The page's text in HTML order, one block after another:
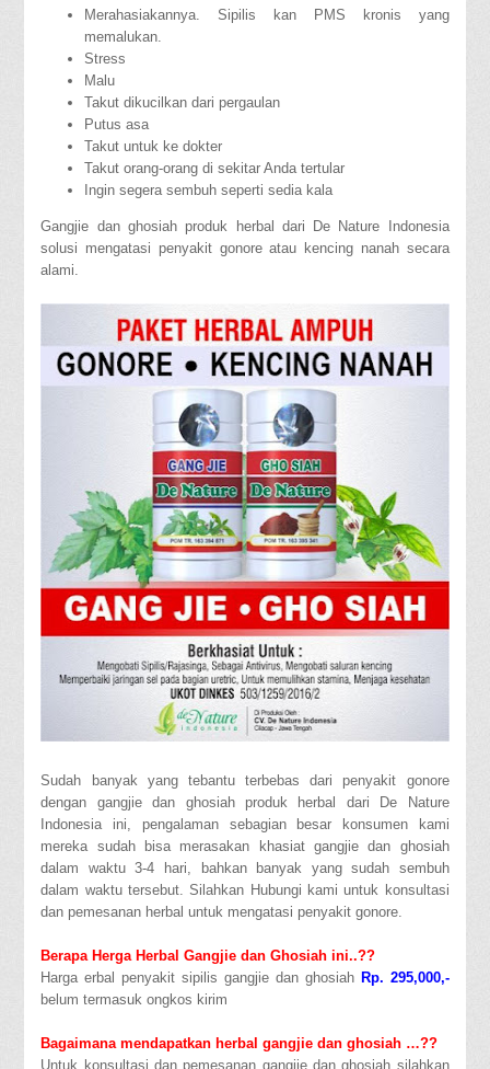
Merahasiakannya. Sipilis kan PMS kronis yang
memalukan.
Stress
Malu
Takut dikucilkan dari pergaulan
Putus asa
Takut untuk ke dokter
Takut orang-orang di sekitar Anda tertular
Ingin segera sembuh seperti sedia kala
Gangjie dan ghosiah produk herbal dari De Nature Indonesia
solusi mengatasi penyakit gonore atau kencing nanah secara
alami.
Sudah banyak yang tebantu terbebas dari penyakit gonore
dengan gangjie dan ghosiah produk herbal dari De Nature
Indonesia ini, pengalaman sebagian besar konsumen kami
mereka sudah bisa merasakan khasiat gangjie dan ghosiah
dalam waktu 3-4 hari, bahkan banyak yang sudah sembuh
dalam waktu tersebut. Silahkan Hubungi kami untuk konsultasi
dan pemesanan herbal untuk mengatasi penyakit gonore.
Berapa Herga Herbal Gangjie dan Ghosiah ini..??
Harga erbal penyakit sipilis gangjie dan ghosiah Rp. 295,000,-
belum termasuk ongkos kirim
Bagaimana mendapatkan herbal gangjie dan ghosiah …??
Untuk konsultasi dan pemesanan gangjie dan ghosiah silahkan